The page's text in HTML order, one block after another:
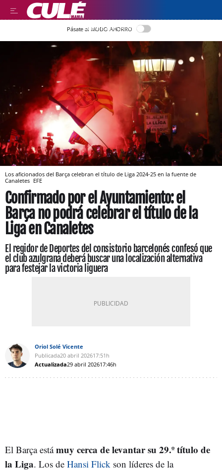
LLEGIR EN CATALÀ
Pásate al MODO AHORRO
Los aficionados del Barça celebran el título de Liga 2024-25 en la fuente de
Canaletes EFE
Confirmado por el Ayuntamiento: el
Barça no podrá celebrar el título de la
Liga en Canaletes
El regidor de Deportes del consistorio barcelonés confesó que
el club azulgrana deberá buscar una localización alternativa
para festejar la victoria liguera
Oriol Solé Vicente
Publicada20 abril 202617:51h
Actualizada29 abril 202617:46h
El Barça estámuy cerca de levantar su 29.º título de
la Liga. Los de Hansi Flick son líderes de la